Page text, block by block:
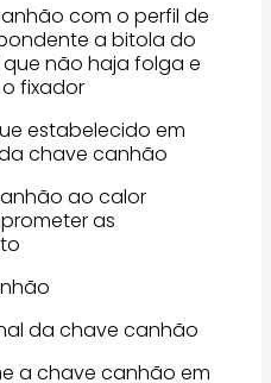
com o perfil de
a bitola do
não haja folga e
fixador
estabelecido em
chave canhão
ao calor
as
da chave canhão
a chave canhão em